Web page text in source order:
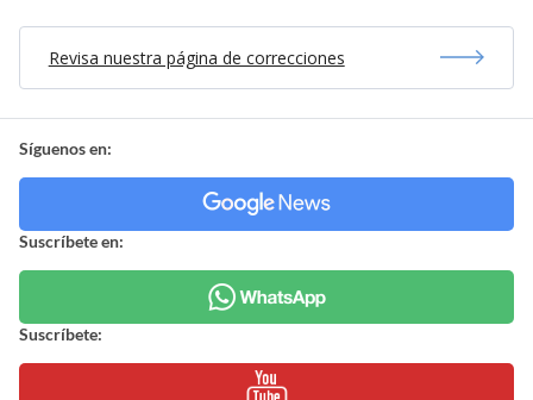
Revisa nuestra página de correcciones
Síguenos en:
Suscríbete en:
Suscríbete: